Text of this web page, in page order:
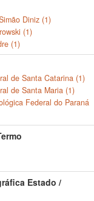
Diniz (1)
(1)
(1)
de Santa Catarina (1)
de Santa Maria (1)
Federal do Paraná
Estado /